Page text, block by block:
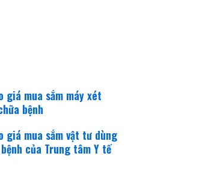
giá mua sắm máy xét
bệnh
giá mua sắm vật tư dùng
của Trung tâm Y tế